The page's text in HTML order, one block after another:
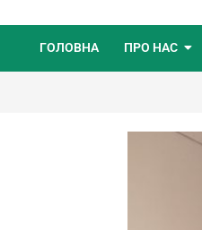
ГОЛОВНА ПРО НАС